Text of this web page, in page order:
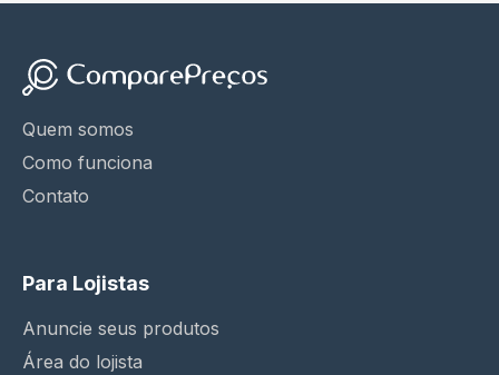
Quem somos
Como funciona
Contato
Para Lojistas
Anuncie seus produtos
Área do lojista